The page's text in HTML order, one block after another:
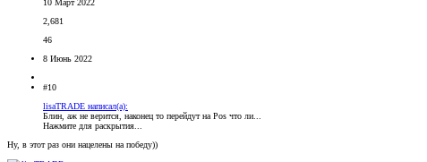
10 Март 2022
2,681
46
8 Июнь 2022
#10
lisaTRADE написал(а):
Блин, аж не верится, наконец то перейдут на Pos что ли...
Нажмите для раскрытия...
Ну, в этот раз они нацелены на победу))